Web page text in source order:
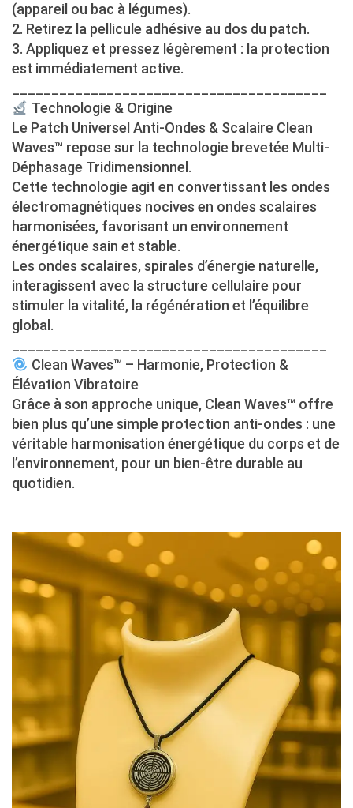
(appareil ou bac à légumes).
2. Retirez la pellicule adhésive au dos du patch.
3. Appliquez et pressez légèrement : la protection
est immédiatement active.
Technologie & Origine
Le Patch Universel Anti-Ondes & Scalaire Clean
Waves™ repose sur la technologie brevetée Multi-
Déphasage Tridimensionnel.
Cette technologie agit en convertissant les ondes
électromagnétiques nocives en ondes scalaires
harmonisées, favorisant un environnement
énergétique sain et stable.
Les ondes scalaires, spirales d’énergie naturelle,
interagissent avec la structure cellulaire pour
stimuler la vitalité, la régénération et l’équilibre
global.
Clean Waves™ – Harmonie, Protection &
Élévation Vibratoire
Grâce à son approche unique, Clean Waves™ offre
bien plus qu’une simple protection anti-ondes : une
véritable harmonisation énergétique du corps et de
l’environnement, pour un bien-être durable au
quotidien.